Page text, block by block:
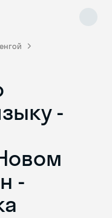
-
-